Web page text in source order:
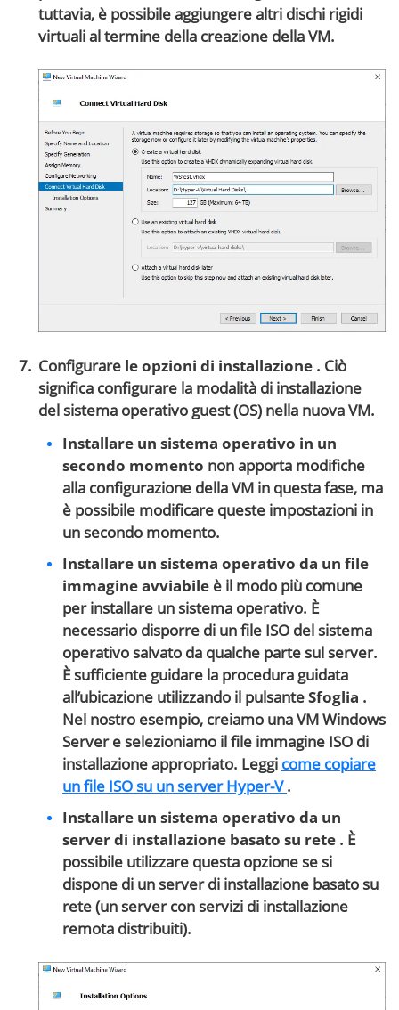
tuttavia, è possibile aggiungere altri dischi rigidi
virtuali al termine della creazione della VM.
Configurare le opzioni di installazione . Ciò
significa configurare la modalità di installazione
del sistema operativo guest (OS) nella nuova VM.
Installare un sistema operativo in un
secondo momento non apporta modifiche
alla configurazione della VM in questa fase, ma
è possibile modificare queste impostazioni in
un secondo momento.
Installare un sistema operativo da un file
immagine avviabile è il modo più comune
per installare un sistema operativo. È
necessario disporre di un file ISO del sistema
operativo salvato da qualche parte sul server.
È sufficiente guidare la procedura guidata
all’ubicazione utilizzando il pulsanteSfoglia .
Nel nostro esempio, creiamo una VM Windows
Server e selezioniamo il file immagine ISO di
installazione appropriato. Leggi come copiare
un file ISO su un server Hyper-V.
Installare un sistema operativo da un
server di installazione basato su rete . È
possibile utilizzare questa opzione se si
dispone di un server di installazione basato su
rete (un server con servizi di installazione
remota distribuiti).